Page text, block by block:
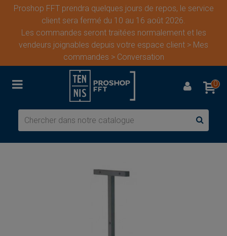
Proshop FFT prendra quelques jours de repos, le service
client sera fermé du 10 au 16 août 2026.
Les commandes seront traitées normalement et les
vendeurs joignables depuis votre espace client > Mes
commandes > Conversation
0